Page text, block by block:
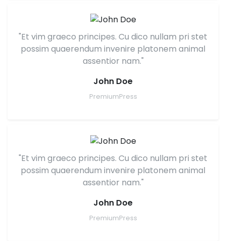
"Et vim graeco principes. Cu dico nullam pri stet
possim quaerendum invenire platonem animal
assentior nam."
John Doe
PremiumPress
"Et vim graeco principes. Cu dico nullam pri stet
possim quaerendum invenire platonem animal
assentior nam."
John Doe
PremiumPress